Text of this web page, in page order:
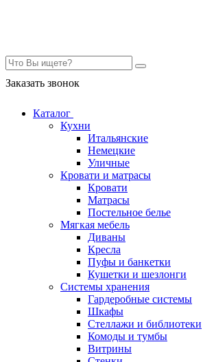
Заказать звонок
Каталог
Кухни
Итальянские
Немецкие
Уличные
Кровати и матрасы
Кровати
Матрасы
Постельное белье
Мягкая мебель
Диваны
Кресла
Пуфы и банкетки
Кушетки и шезлонги
Системы хранения
Гардеробные системы
Шкафы
Стеллажи и библиотеки
Комоды и тумбы
Витрины